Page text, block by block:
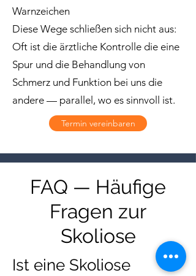
Warnzeichen
Diese Wege schließen sich nicht aus:
Oft ist die ärztliche Kontrolle die eine
Spur und die Behandlung von
Schmerz und Funktion bei uns die
andere — parallel, wo es sinnvoll ist.
Termin vereinbaren
FAQ — Häufige
Fragen zur
Skoliose
Ist eine Skoliose